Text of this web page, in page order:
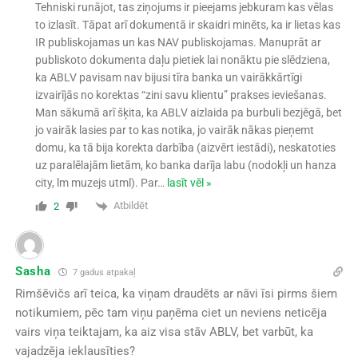
Tehniski runājot, tas ziņojums ir pieejams jebkuram kas vēlas
to izlasīt. Tāpat arī dokumentā ir skaidri minēts, ka ir lietas kas
IR publiskojamas un kas NAV publiskojamas. Manuprāt ar
publiskoto dokumenta daļu pietiek lai nonāktu pie slēdziena,
ka ABLV pavisam nav bijusi tīra banka un vairākkārtīgi
izvairījās no korektas “zini savu klientu” prakses ieviešanas.
Man sākumā arī šķita, ka ABLV aizlaida pa burbuli bezjēgā, bet
jo vairāk lasies par to kas notika, jo vairāk nākas pieņemt
domu, ka tā bija korekta darbība (aizvērt iestādi), neskatoties
uz paralēlajām lietām, ko banka darīja labu (nodokļi un hanza
city, lm muzejs utml). Par… lasīt vēl »
2 Atbildēt
Sasha 7 gadus atpakaļ
Rimšēvičs arī teica, ka viņam draudēts ar nāvi īsi pirms šiem
notikumiem, pēc tam viņu paņēma ciet un neviens neticēja
vairs viņa teiktajam, ka aiz visa stāv ABLV, bet varbūt, ka
vajadzēja ieklausīties?